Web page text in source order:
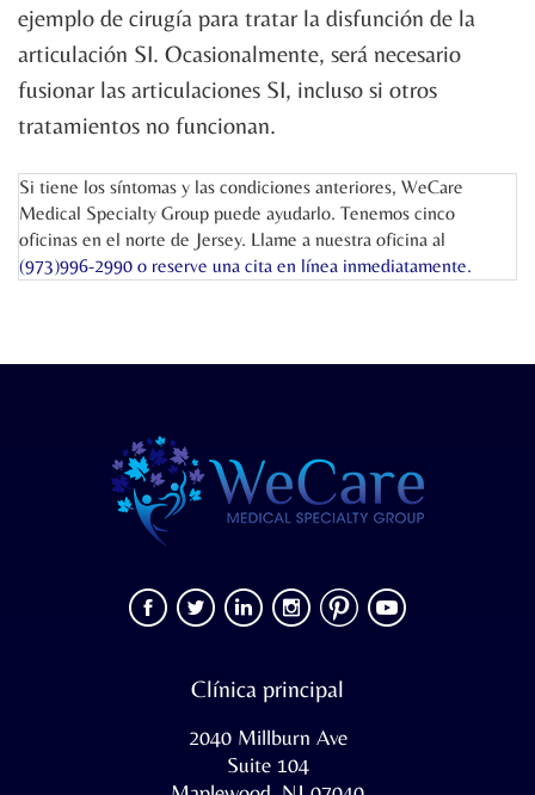
ejemplo de cirugía para tratar la disfunción de la
articulación SI. Ocasionalmente, será necesario
fusionar las articulaciones SI, incluso si otros
tratamientos no funcionan.
Si tiene los síntomas y las condiciones anteriores, WeCare
Medical Specialty Group puede ayudarlo. Tenemos cinco
oficinas en el norte de Jersey. Llame a nuestra oficina al
(973)996-2990 o reserve una cita en línea inmediatamente.
Clínica principal
2040 Millburn Ave
Suite 104